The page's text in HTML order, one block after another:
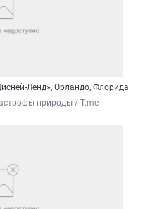
Ленд», Орландо, Флорида
природы / T.me